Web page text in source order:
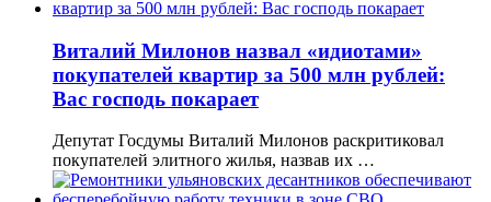
Виталий Милонов назвал «идиотами»
покупателей квартир за 500 млн рублей:
Вас господь покарает
Депутат Госдумы Виталий Милонов раскритиковал
покупателей элитного жилья, назвав их …